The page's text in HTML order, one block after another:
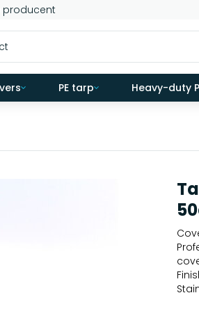
producent
PE tarp Heavy-duty